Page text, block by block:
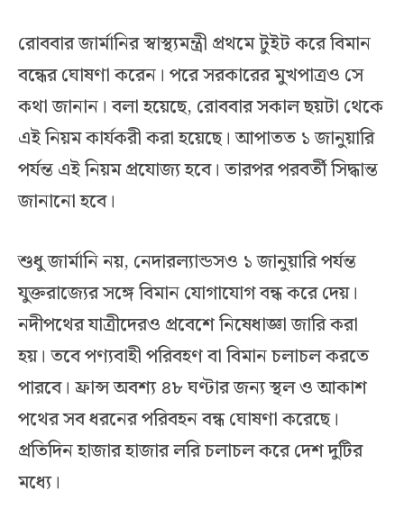
রোববার জার্মানির স্বাস্থ্যমন্ত্রী প্রথমে টুইট করে বিমান
বন্ধের ঘোষণা করেন। পরে সরকারের মুখপাত্রও সে
কথা জানান। বলা হয়েছে, রোববার সকাল ছয়টা থেকে
এই নিয়ম কার্যকরী করা হয়েছে। আপাতত ১ জানুয়ারি
পর্যন্ত এই নিয়ম প্রযোজ্য হবে। তারপর পরবর্তী সিদ্ধান্ত
জানানো হবে।
শুধু জার্মানি নয়, নেদারল্যান্ডসও ১ জানুয়ারি পর্যন্ত
যুক্তরাজ্যের সঙ্গে বিমান যোগাযোগ বন্ধ করে দেয়।
নদীপথের যাত্রীদেরও প্রবেশে নিষেধাজ্ঞা জারি করা
হয়। তবে পণ্যবাহী পরিবহণ বা বিমান চলাচল করতে
পারবে। ফ্রান্স অবশ্য ৪৮ ঘণ্টার জন্য স্থল ও আকাশ
পথের সব ধরনের পরিবহন বন্ধ ঘোষণা করেছে।
প্রতিদিন হাজার হাজার লরি চলাচল করে দেশ দুটির
মধ্যে।